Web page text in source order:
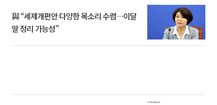
與 “세제개편안 다양한 목소리 수렴…이달
말 정리 가능성”